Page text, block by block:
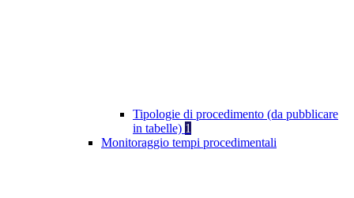
Tipologie di procedimento (da pubblicare
in tabelle) 1
Monitoraggio tempi procedimentali